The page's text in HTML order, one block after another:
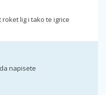
lig i tako te igrice
napisete